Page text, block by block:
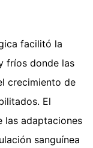
facilitó la
fríos donde las
crecimiento de
El
las adaptaciones
sanguínea